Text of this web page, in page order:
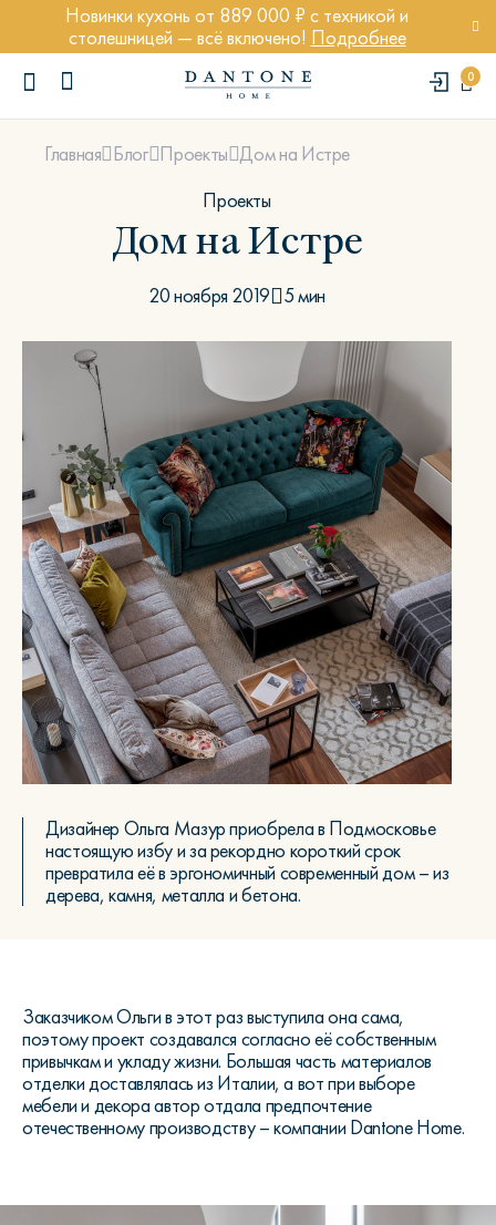
Новинки кухонь от 889 000 ₽ с техникой и
столешницей — всё включено! Подробнее
0
ПОПУЛЯРНЫЕ ЗАПРОСЫ
Кресло Энди
Кровать Ньюбери
Стул Престон
Textures
Главная Блог Проекты Дом на Истре
Проекты
Дом на Истре
20 ноября 2019 5 мин
Дизайнер Ольга Мазур приобрела в Подмосковье
настоящую избу и за рекордно короткий срок
превратила её в эргономичный современный дом – из
дерева, камня, металла и бетона.
Заказчиком Ольги в этот раз выступила она сама,
поэтому проект создавался согласно её собственным
привычкам и укладу жизни. Большая часть материалов
отделки доставлялась из Италии, а вот при выборе
мебели и декора автор отдала предпочтение
отечественному производству – компании Dantone Home.